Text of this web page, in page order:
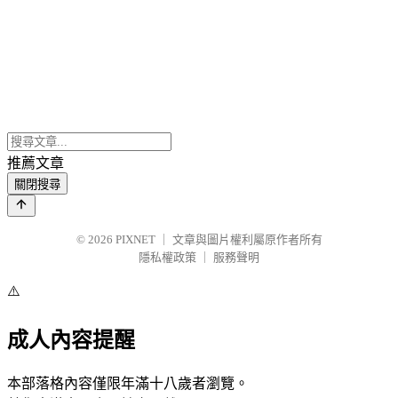
推薦文章
關閉搜尋
© 2026 PIXNET
文章與圖片權利屬原作者所有
隱私權政策
服務聲明
⚠️
成人內容提醒
本部落格內容僅限年滿十八歲者瀏覽。